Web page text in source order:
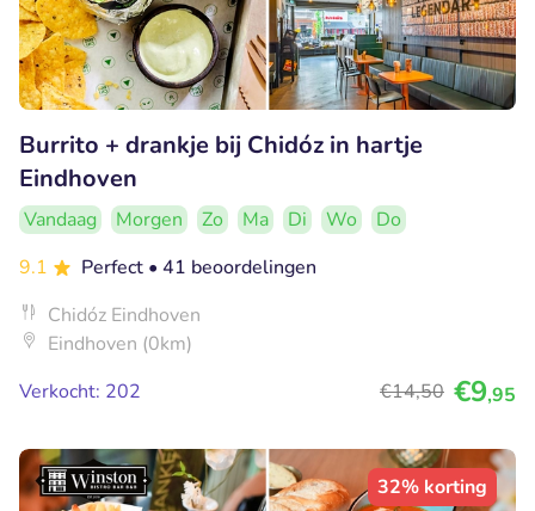
Burrito + drankje bij Chidóz in hartje
Eindhoven
Vandaag Morgen Zo Ma Di Wo
Do
9.1
Perfect • 41 beoordelingen
Chidóz Eindhoven
Eindhoven (0km)
Verkocht: 202
€14,50 €9,95
32% korting